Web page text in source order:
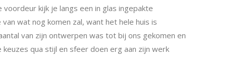
kijk je langs een in glas ingepakte
wat nog komen zal, want het hele huis is
van zijn ontwerpen was tot bij ons gekomen en
qua stijl en sfeer doen erg aan zijn werk